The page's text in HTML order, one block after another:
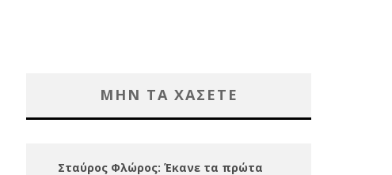
ΜΗΝ ΤΑ ΧΑΣΕΤΕ
Σταύρος Φλώρος: Έκανε τα πρώτα